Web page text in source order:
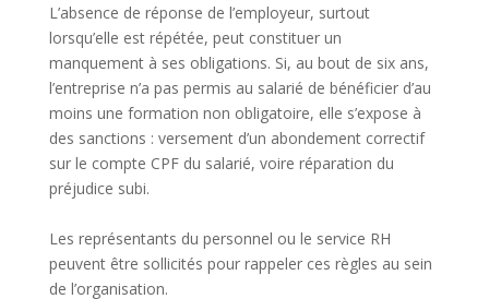
L’absence de réponse de l’employeur, surtout
lorsqu’elle est répétée, peut constituer un
manquement à ses obligations. Si, au bout de six ans,
l’entreprise n’a pas permis au salarié de bénéficier d’au
moins une formation non obligatoire, elle s’expose à
des sanctions : versement d’un abondement correctif
sur le compte CPF du salarié, voire réparation du
préjudice subi.
Les représentants du personnel ou le service RH
peuvent être sollicités pour rappeler ces règles au sein
de l’organisation.